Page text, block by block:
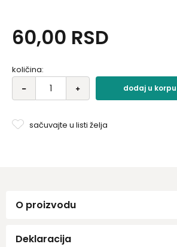
60,00 RSD
količina:
dodaj u korpu
sačuvajte u listi želja
O proizvodu
Deklaracija